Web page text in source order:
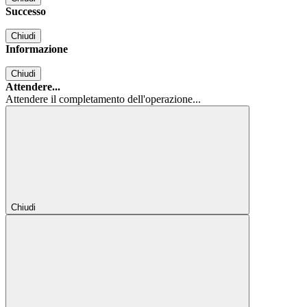
Successo
Chiudi
Informazione
Chiudi
Attendere...
Attendere il completamento dell'operazione...
Chiudi